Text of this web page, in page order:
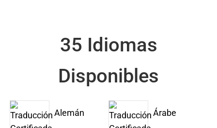
35 Idiomas
Disponibles
Alemán Árabe